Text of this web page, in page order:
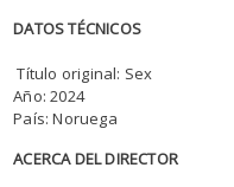
DATOS TÉCNICOS
Título original: Sex
Año: 2024
País: Noruega
ACERCA DEL DIRECTOR